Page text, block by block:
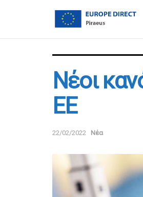
Νέοι
ΕΕ
22/02/2022 Νέα